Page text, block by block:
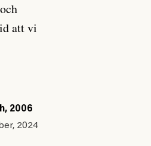
att vi
2006
2024